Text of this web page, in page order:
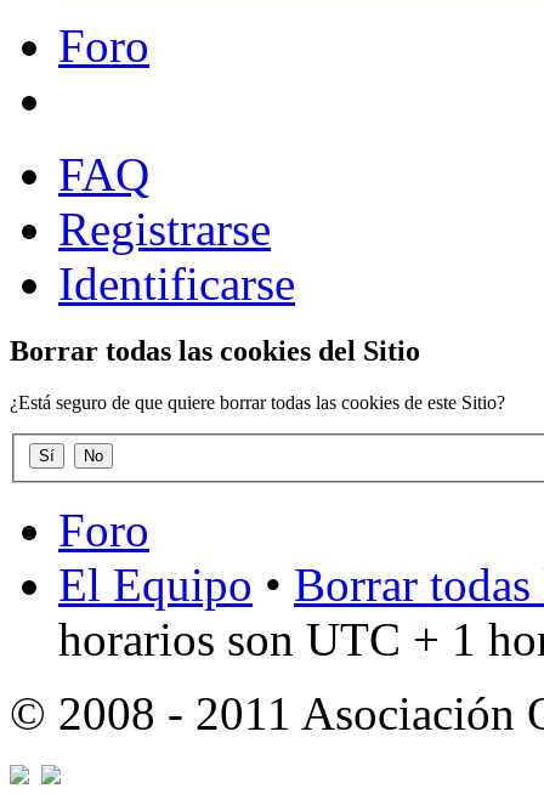
Foro
FAQ
Registrarse
Identificarse
Borrar todas las cookies del Sitio
¿Está seguro de que quiere borrar todas las cookies de este Sitio?
Foro
El Equipo • Borrar
horarios son UTC + 1
© 2008 - 2011 Asociación